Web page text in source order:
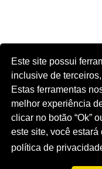
Este site possui
inclusive de
Estas ferramentas
melhor experiência
clicar no botão “Ok”
este site, você
política de